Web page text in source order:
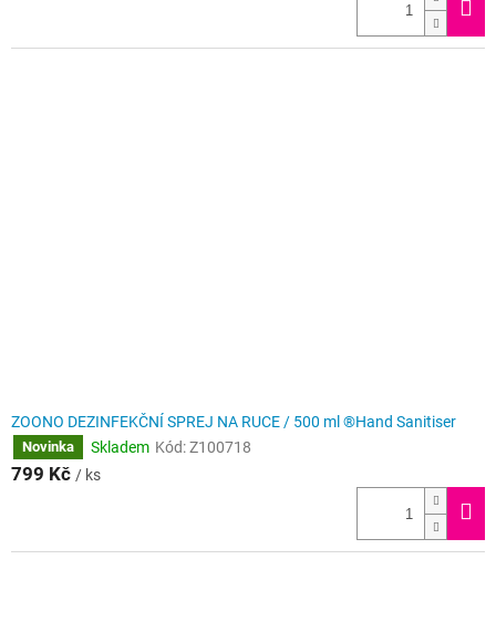
ZOONO DEZINFEKČNÍ SPREJ NA RUCE / 500 ml ®Hand Sanitiser
Novinka Skladem Kód:Z100718
799 Kč / ks